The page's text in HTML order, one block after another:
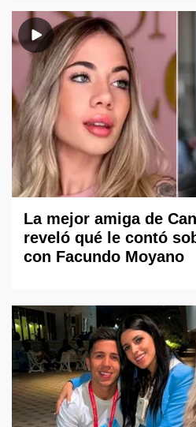
La mejor amiga de
reveló qué le contó
con Facundo Moyano